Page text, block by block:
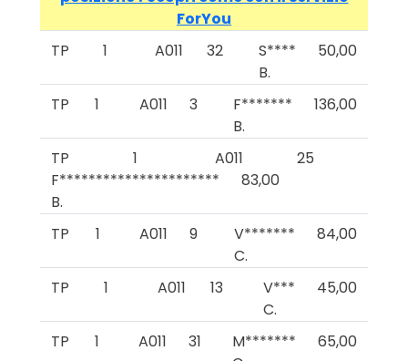
ForYou
TP
1 A011 32
S****
B.
50,00
TP 1 A011 3
F*******
B.
136,00
TP 1 A011
25
F**********************
B.
83,00
TP 1 A011 9
V*******
C.
84,00
TP 1 A011 13
V***
C.
45,00
TP 1 A011 31
M*******
65,00